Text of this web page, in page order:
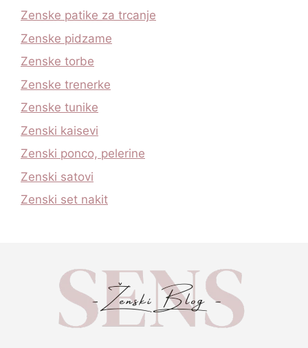
Zenske patike za trcanje
Zenske pidzame
Zenske torbe
Zenske trenerke
Zenske tunike
Zenski kaisevi
Zenski ponco, pelerine
Zenski satovi
Zenski set nakit